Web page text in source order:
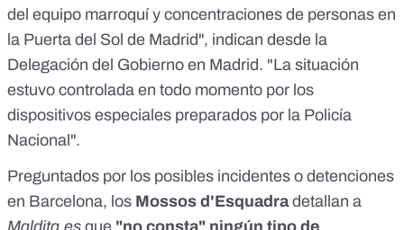
del equipo marroquí y concentraciones de personas en
la Puerta del Sol de Madrid", indican desde la
Delegación del Gobierno en Madrid. "La situación
estuvo controlada en todo momento por los
dispositivos especiales preparados por la Policía
Nacional".
Preguntados por los posibles incidentes o detenciones
en Barcelona, los Mossos d'Esquadradetallan a